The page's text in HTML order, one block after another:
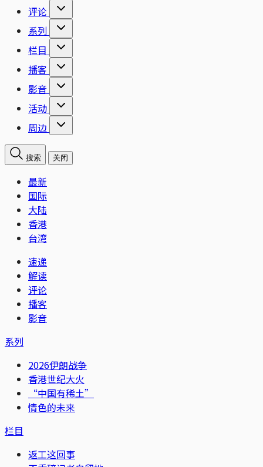
评论
系列
栏目
播客
影音
活动
周边
搜索 关闭
最新
国际
大陆
香港
台湾
速递
解读
评论
播客
影音
系列
2026伊朗战争
香港世纪大火
“中国有稀土”
情色的未来
栏目
返工这回事